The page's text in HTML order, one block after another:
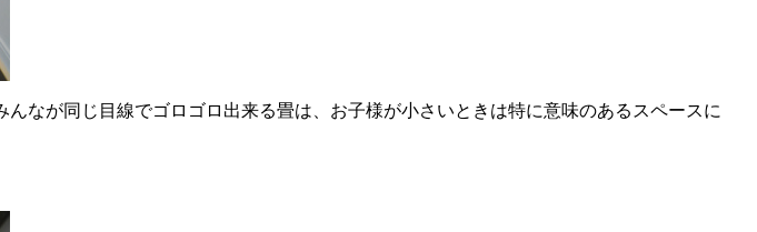
なが同じ目線でゴロゴロ出来る畳は、お子様が小さいときは特に意味のあるスペースに